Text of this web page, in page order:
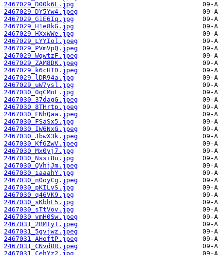
2467029_D00k6L.jpg
2467029_DY5Yw4.jpeg
2467029_G1E6Iq.jpg
2467029_H1e8kG.jpg
2467029_HXxWWe.jpg
2467029_LYYIol.jpeg
2467029_PVmVpQ.jpeg
2467029_WqwtzF.jpeg
2467029_ZAM8DK.jpeg
2467029_k6cHID.jpeg
2467029_lDR94a.jpg
2467029_uW7ysl.jpg
2467030_0qCMoL.jpg
2467030_37dagG.jpeg
2467030_8THrtp.jpeg
2467030_ENhQaa.jpeg
2467030_FSaSx5.jpg
2467030_IW6NxG.jpeg
2467030_JbwX3k.jpeg
2467030_Kf6ZwV.jpeg
2467030_Mx0yj7.jpg
2467030_Nssi8u.jpg
2467030_QVhjJm.jpeg
2467030_iaaahY.jpg
2467030_n0oyCg.jpeg
2467030_pKILvS.jpg
2467030_q46VK9.jpg
2467030_sKbhF5.jpg
2467030_sTtVov.jpg
2467030_vmH0Sw.jpeg
2467031_2BMTyT.jpeg
2467031_5gvjwz.jpeg
2467031_AHoftP.jpeg
2467031_CNvd0R.jpeg
2467031_CehYz2.jpg